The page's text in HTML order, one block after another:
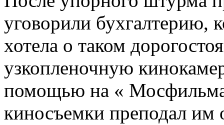
уговорили бухгалтерию,
хотела о таком
узкопленочную
помощью на «
киносъемки преподал им